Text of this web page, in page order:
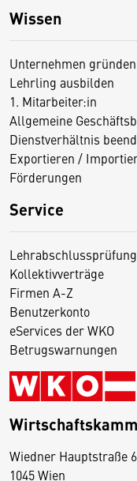
Wissen
Unternehmen gründen
Lehrling ausbilden
1. Mitarbeiter:in
Allgemeine
Dienstverhältnis
Exportieren /
Förderungen
Service
Kollektivverträge
Firmen A-Z
Benutzerkonto
eServices der WKO
Betrugswarnungen
Wiedner Hauptstraße
1045 Wien
D